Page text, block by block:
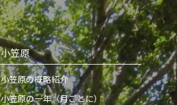
小笠原
小笠原の概略紹介
小笠原の一年（月ごとに）